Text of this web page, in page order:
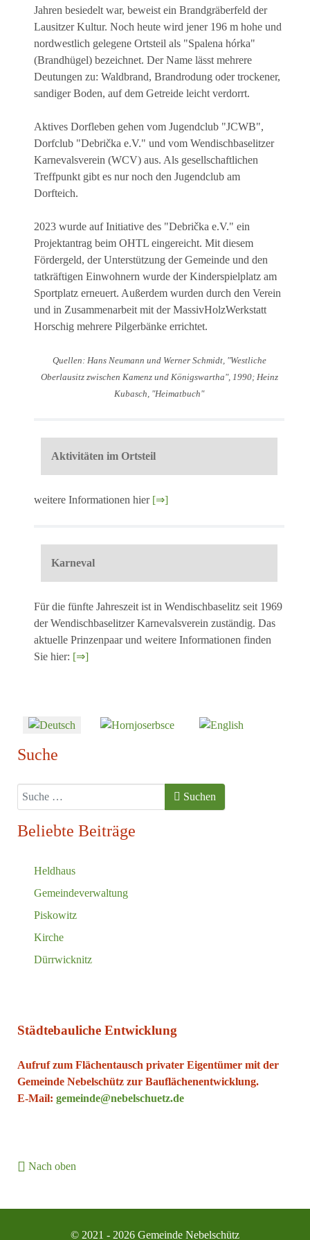
Jahren besiedelt war, beweist ein Brandgräberfeld der
Lausitzer Kultur. Noch heute wird jener 196 m hohe und
nordwestlich gelegene Ortsteil als "Spalena hórka"
(Brandhügel) bezeichnet. Der Name lässt mehrere
Deutungen zu: Waldbrand, Brandrodung oder trockener,
sandiger Boden, auf dem Getreide leicht verdorrt.
Aktives Dorfleben gehen vom Jugendclub "JCWB",
Dorfclub "Debrička e.V." und vom Wendischbaselitzer
Karnevalsverein (WCV) aus. Als gesellschaftlichen
Treffpunkt gibt es nur noch den Jugendclub am
Dorfteich.
2023 wurde auf Initiative des "Debrička e.V." ein
Projektantrag beim OHTL eingereicht. Mit diesem
Fördergeld, der Unterstützung der Gemeinde und den
tatkräftigen Einwohnern wurde der Kinderspielplatz am
Sportplatz erneuert. Außerdem wurden durch den Verein
und in Zusammenarbeit mit der MassivHolzWerkstatt
Horschig mehrere Pilgerbänke errichtet.
Quellen: Hans Neumann und Werner Schmidt, "Westliche
Oberlausitz zwischen Kamenz und Königswartha", 1990; Heinz
Kubasch, "Heimatbuch"
Aktivitäten im Ortsteil
weitere Informationen hier [⇒]
Karneval
Für die fünfte Jahreszeit ist in Wendischbaselitz seit 1969
der Wendischbaselitzer Karnevalsverein zuständig. Das
aktuelle Prinzenpaar und weitere Informationen finden
Sie hier: [⇒]
Sprache auswählen
Suche
Suchen Suchen
Beliebte Beiträge
Heldhaus
Gemeindeverwaltung
Piskowitz
Kirche
Dürrwicknitz
Städtebauliche Entwicklung
Aufruf zum Flächentausch privater Eigentümer mit der
Gemeinde Nebelschütz zur Bauflächenentwicklung.
E-Mail: gemeinde@nebelschuetz.de
Nach oben
© 2021 - 2026 Gemeinde Nebelschütz